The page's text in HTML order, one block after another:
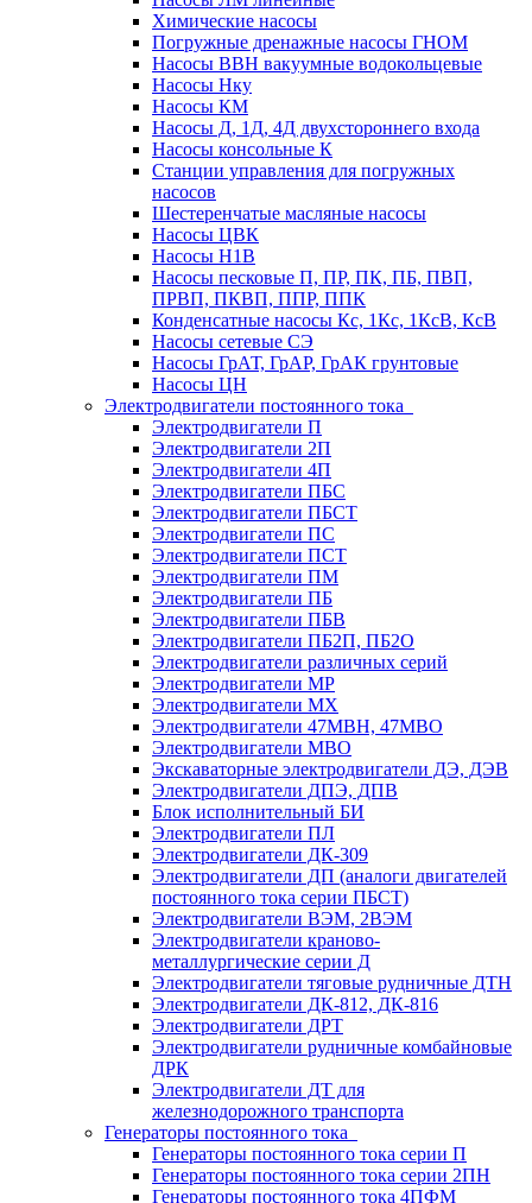
Химические насосы
Погружные дренажные насосы ГНОМ
Насосы ВВН вакуумные водокольцевые
Насосы Нку
Насосы КМ
Насосы Д, 1Д, 4Д двухстороннего входа
Насосы консольные К
Станции управления для погружных
насосов
Шестеренчатые масляные насосы
Насосы ЦВК
Насосы Н1В
Насосы песковые П, ПР, ПК, ПБ, ПВП,
ПРВП, ПКВП, ППР, ППК
Конденсатные насосы Кс, 1Кс, 1КсВ, КсВ
Насосы сетевые СЭ
Насосы ГрАТ, ГрАР, ГрАК грунтовые
Насосы ЦН
Электродвигатели постоянного тока
Электродвигатели П
Электродвигатели 2П
Электродвигатели 4П
Электродвигатели ПБС
Электродвигатели ПБСТ
Электродвигатели ПС
Электродвигатели ПСТ
Электродвигатели ПМ
Электродвигатели ПБ
Электродвигатели ПБВ
Электродвигатели ПБ2П, ПБ2О
Электродвигатели различных серий
Электродвигатели МР
Электродвигатели MX
Электродвигатели 47MBH, 47МВО
Электродвигатели MBO
Экскаваторные электродвигатели ДЭ, ДЭВ
Электродвигатели ДПЭ, ДПВ
Блок исполнительный БИ
Электродвигатели ПЛ
Электродвигатели ДК-309
Электродвигатели ДП (аналоги двигателей
постоянного тока серии ПБСТ)
Электродвигатели ВЭМ, 2ВЭМ
Электродвигатели краново-
металлургические серии Д
Электродвигатели тяговые рудничные ДТН
Электродвигатели ДК-812, ДК-816
Электродвигатели ДРТ
Электродвигатели рудничные комбайновые
ДРК
Электродвигатели ДТ для
железнодорожного транспорта
Генераторы постоянного тока
Генераторы постоянного тока серии П
Генераторы постоянного тока серии 2ПН
Генераторы постоянного тока 4ПФМ